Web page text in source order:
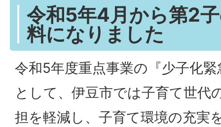
令和5年4月から第2
料になりました
令和5年度重点事業の『少子化
として、伊豆市では子育て世代
担を軽減し、子育て環境の充実